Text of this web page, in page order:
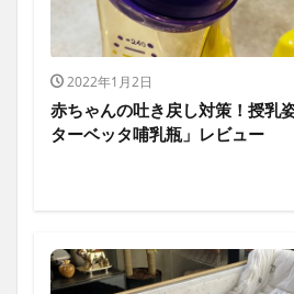
2022年1月2日
赤ちゃんの吐き戻し対策！授乳
ターベッタ哺乳瓶」レビュー